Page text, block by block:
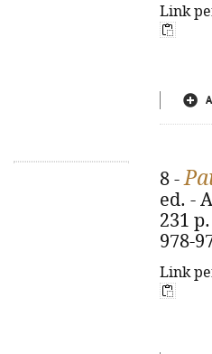
Link
8 -
ed. -
231
978-
Link